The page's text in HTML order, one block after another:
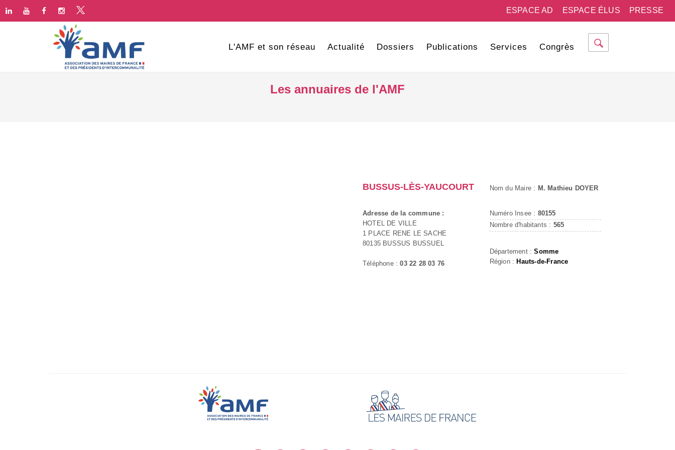
PRESSE
ESPACE ÉLUS
ESPACE AD
L'AMF et son réseau Actualité Dossiers Publications Services Congrès
Les annuaires de l'AMF
BUSSUS-LÈS-YAUCOURT
Adresse de la commune :
HOTEL DE VILLE
1 PLACE RENE LE SACHE
80135 BUSSUS BUSSUEL
Téléphone :03 22 28 03 76
Nom du Maire : M. Mathieu DOYER
Numéro Insee : 80155
Nombre d'habitants : 565
Département :Somme
Région : Hauts-de-France